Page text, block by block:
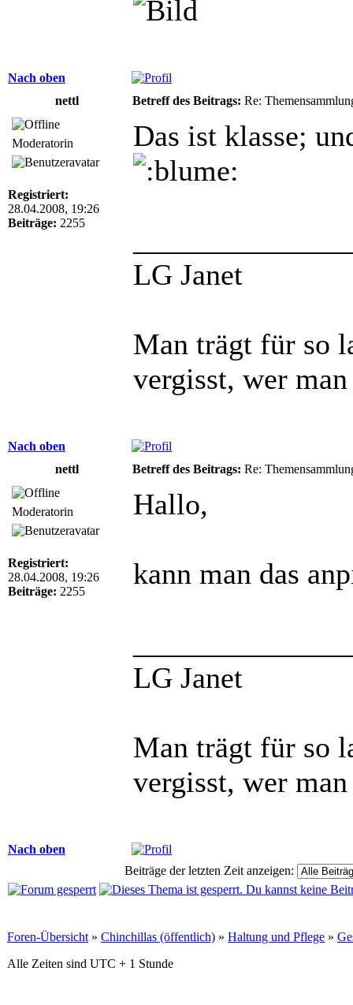
Nach oben
nettl
Betreff des Beitrags: Re:
Moderatorin
Registriert:
28.04.2008, 19:26
Beiträge: 2255
Das ist klasse;
LG Janet
Man trägt für so
vergisst, wer
Nach oben
nettl
Betreff des Beitrags: Re:
Moderatorin
Registriert:
28.04.2008, 19:26
Beiträge: 2255
Hallo,
kann man das
LG Janet
Man trägt für so
vergisst, wer
Nach oben
Beiträge der letzten Zeit anzeigen:
Foren-Übersicht » Chinchillas (öffentlich) » Haltung und Pflege »
Alle Zeiten sind UTC + 1 Stunde